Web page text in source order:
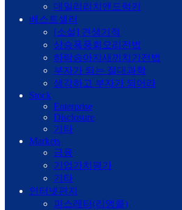
데일리리치앤드럭키
베스트셀러
[소설] 견생기적
상승폭풍회오리전법
하락송아지새끼치기전법
부자가 되는 절대과학
생각하고 부자가 되어라
Stock
Enterprise
Disclosure
기타
Markets
금융
기업가치평가
기타
인터넷편지
피스레터(리앵콜)